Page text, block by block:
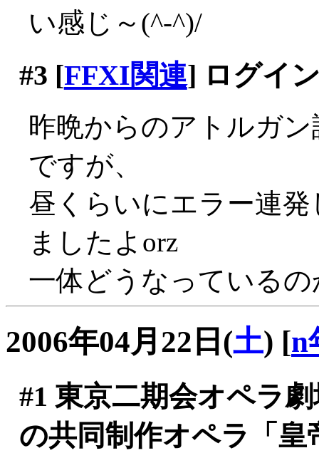
い感じ～(^-^)/
#3 [FFXI関連] ログイ
昨晩からのアトルガ
ですが、
昼くらいにエラー連
ましたよorz
一体どうなっている
2006年04月22日(土) [n
#1 東京二期会オペラ
の共同制作オペラ「皇